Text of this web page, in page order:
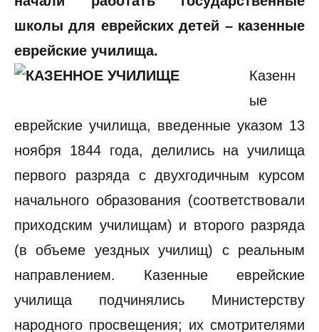
школы для еврейских детей – казенные
еврейские училища.
Казенн
ые
еврейские училища, введенные указом 13
ноября 1844 года, делились на училища
первого разряда с двухгодичным курсом
начального образования (соответствовали
приходским училищам) и второго разряда
(в объеме уездных училищ) с реальным
направлением. Казенные еврейские
училища подчинялись Министерству
народного просвещения; их смотрителями